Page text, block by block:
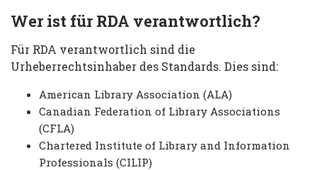
Wer ist für RDA verantwortlich?
Für RDA verantwortlich sind die
Urheberrechtsinhaber des Standards. Dies sind:
American Library Association (ALA)
Canadian Federation of Library Associations
(CFLA)
Chartered Institute of Library and Information
Professionals (CILIP)